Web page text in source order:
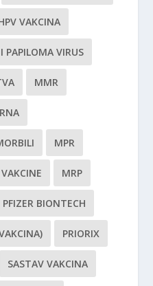
VAKCINA
PAPILOMA VIRUS
MMR
MPR
MRP
PFIZER BIONTECH
PRIORIX
SASTAV VAKCINA